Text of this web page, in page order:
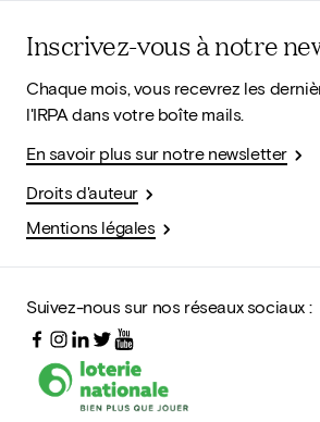
Inscrivez-vous à notre
Chaque mois, vous recevrez les
l'IRPA dans votre boîte mails.
En savoir plus sur notre newsletter
Droits d'auteur
Mentions légales
Suivez-nous sur nos réseaux sociaux :